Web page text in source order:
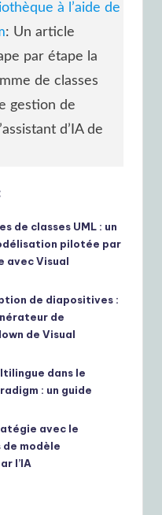
à l’aide de
: Un article
par étape la
de classes
gestion de
d’IA de
de classes UML : un
pilotée par
avec Visual
de diapositives :
de
de Visual
dans le
: un guide
avec le
modèle
l’IA